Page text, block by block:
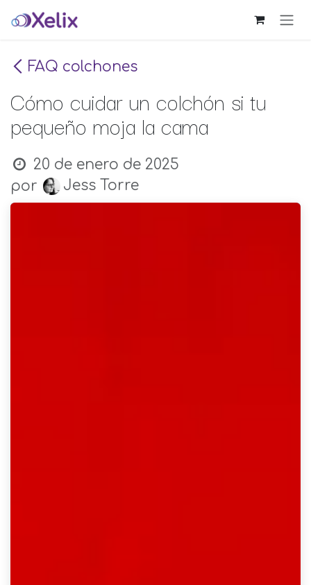
Ir al contenido
FAQ colchones
Cómo cuidar un colchón si tu
pequeño moja la cama
20 de enero de 2025
por
Jess Torre